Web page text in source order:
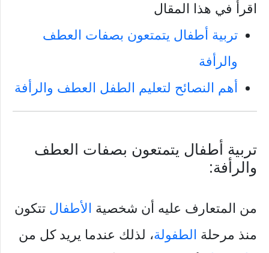
اقرأ في هذا المقال
تربية أطفال يتمتعون بصفات العطف
والرأفة
أهم النصائح لتعليم الطفل العطف والرأفة
تربية أطفال يتمتعون بصفات العطف
والرأفة:
من المتعارف عليه أن شخصية الأطفال تتكون
منذ مرحلة الطفولة، لذلك عندما يريد كل من